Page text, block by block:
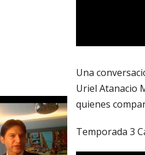
Una
Uriel Atanacio
quienes
Temporada 3